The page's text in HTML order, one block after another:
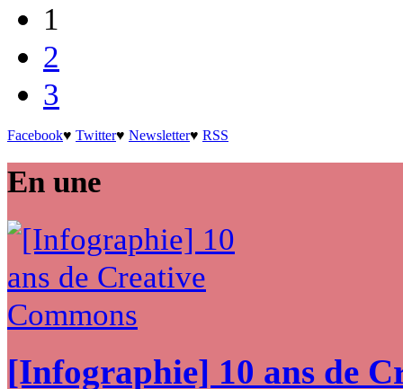
1
2
3
Facebook♥ Twitter♥ Newsletter♥ RSS
En une
[Infographie] 10 ans de